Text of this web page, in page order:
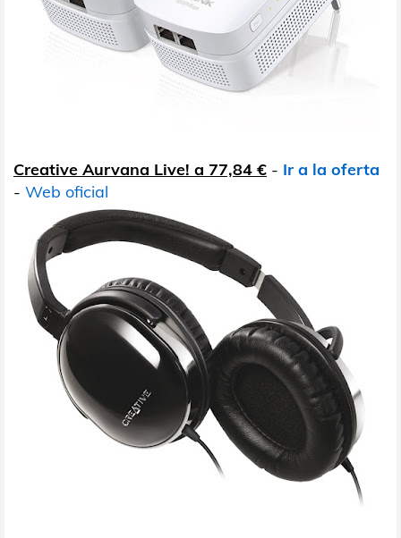
Creative Aurvana Live! a 77,84 € - Ir a la oferta
- Web oficial